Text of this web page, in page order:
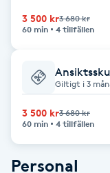
Bröllopsuppsättning
Coachning
3 500 kr3 680 kr
60 min
4 tillfällen
Giltigt i 3
3 500 kr3 680 kr
60 min
4 tillfällen
Personal